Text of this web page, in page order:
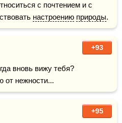
с почтением и с
настроению природы.
+93
вновь вижу тебя?
от нежности...
+95